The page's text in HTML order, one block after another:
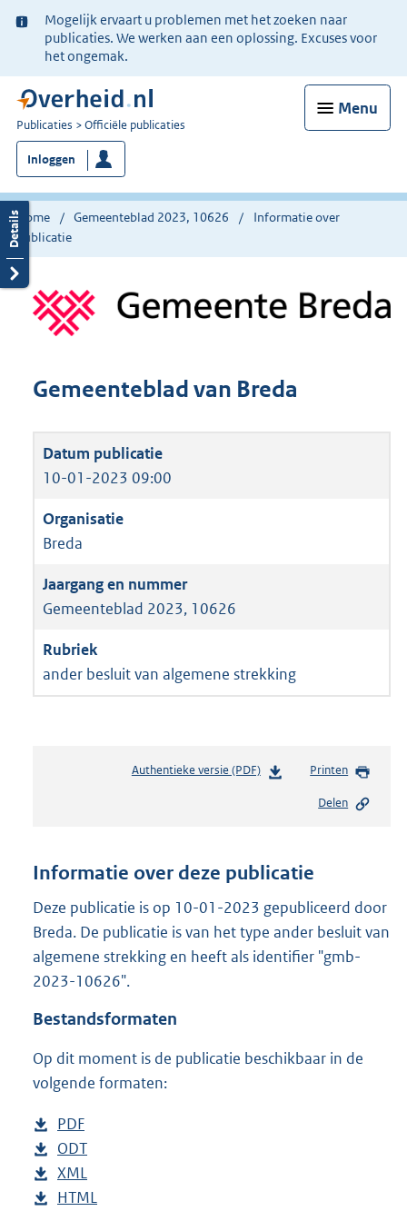
Ter
informatie:
Mogelijk ervaart u problemen met het zoeken naar
publicaties. We werken aan een oplossing. Excuses voor
het ongemak.
Menu
U
bent
nu
hier:
Publicaties Officiële publicaties
Inloggen
Home Gemeenteblad 2023, 10626
Informatie over
publicatie
Gemeenteblad van Breda
10-01-2023 09:00
Breda
Gemeenteblad 2023, 10626
ander besluit van algemene strekking
Authentieke versie (PDF)b
n
d
s
r
o
:
Printen
Delen
Informatie over deze publicatie
Deze publicatie is op 10-01-2023 gepubliceerd door
Breda. De publicatie is van het type ander besluit van
algemene strekking en heeft als identifier "gmb-
2023-10626".
Bestandsformaten
Op dit moment is de publicatie beschikbaar in de
volgende formaten:
D
o
w
n
PDF
e
s
t
D
o
w
ODT
s
D
o
XML
e
D
HTML